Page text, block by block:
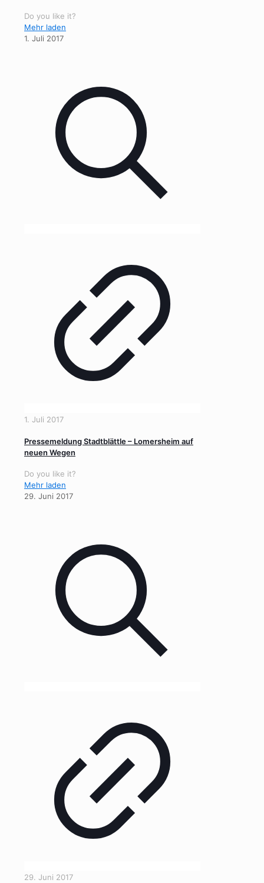
Do you like it?
Mehr laden
1. Juli 2017
1. Juli 2017
Pressemeldung Stadtblättle – Lomersheim auf
neuen Wegen
Do you like it?
Mehr laden
29. Juni 2017
29. Juni 2017